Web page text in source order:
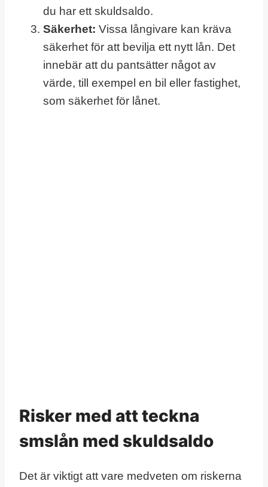
du har ett skuldsaldo.
Säkerhet: Vissa långivare kan kräva
säkerhet för att bevilja ett nytt lån. Det
innebär att du pantsätter något av
värde, till exempel en bil eller fastighet,
som säkerhet för lånet.
Risker med att teckna
smslån med skuldsaldo
Det är viktigt att vare medveten om riskerna